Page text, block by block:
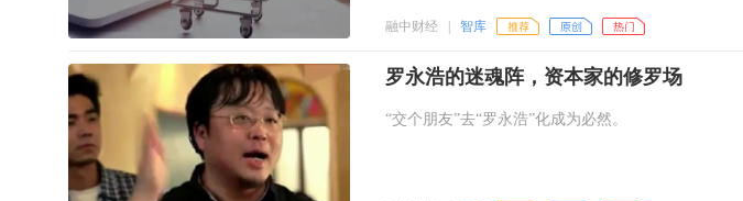
融中财经 智库
罗永浩的迷魂阵，资本家的修罗场
“交个朋友”去“罗永浩”化成为必然。